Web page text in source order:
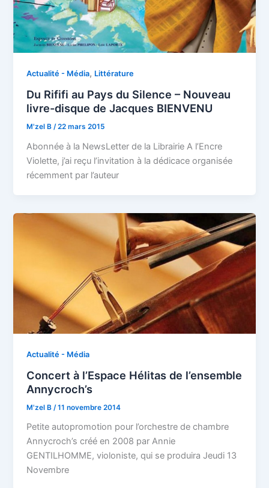
Actualité - Média, Littérature
Du Rififi au Pays du Silence – Nouveau
livre-disque de Jacques BIENVENU
M'zel B /22 mars 2015
Abonnée à la NewsLetter de la Librairie A l’Encre
Violette, j’ai reçu l’invitation à la dédicace organisée
récemment par l’auteur
Actualité - Média
Concert à l’Espace Hélitas de l’ensemble
Annycroch’s
M'zel B /11 novembre 2014
Petite autopromotion pour l’orchestre de chambre
Annycroch’s créé en 2008 par Annie
GENTILHOMME, violoniste, qui se produira Jeudi 13
Novembre